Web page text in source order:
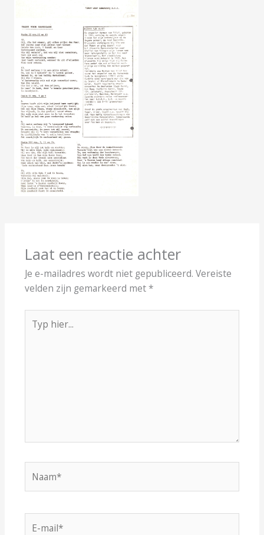
Laat een reactie achter
Je e-mailadres wordt niet gepubliceerd. Vereiste
velden zijn gemarkeerd met*
hier...